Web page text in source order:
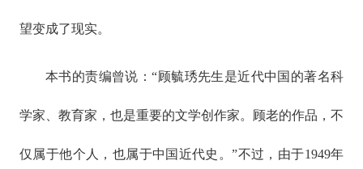
望变成了现实。
本书的责编曾说：“顾毓琇先生是近代中国的著名科
学家、教育家，也是重要的文学创作家。顾老的作品，不
仅属于他个人，也属于中国近代史。”不过，由于1949年